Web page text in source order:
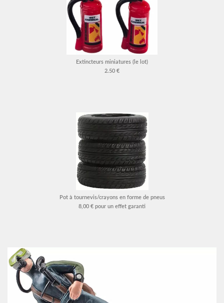
Extincteurs miniatures (le lot)
2.50 €
Pot à tournevis/crayons en forme de pneus
8,00 € pour un effet garanti